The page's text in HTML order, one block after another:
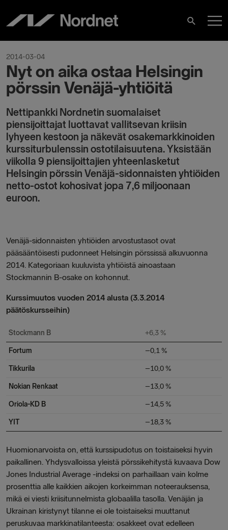
innehåll
Sök
2014-03-04
Nyt on aika ostaa Helsingin
pörssin Venäjä-yhtiöitä
Nettipankki Nordnetin suomalaiset
piensijoittajat luottavat vallitsevan kriisin
lyhyeen kestoon ja näkevät osakemarkkinoiden
kurssiturbulenssin ostotilaisuutena. Yksistään
viikolla 9 piensijoittajien yhteenlasketut
Helsingin pörssin Venäjä-sidonnaisten yhtiöiden
netto-ostot kohosivat jopa 7,6 miljoonaan
euroon.
Venäjä-sidonnaisten yhtiöiden arvostustasot ovat
pääsääntöisesti pudonneet Helsingin pörssissä alkuvuonna
2014. Kategoriaan kuuluvista yhtiöistä ainoastaan
Stockmannin B-osake on kohonnut.
Kurssimuutos vuoden 2014 alusta (3.3.2014
päätöskursseihin)
Stockmann B +6,3 %
Fortum –0,1 %
Tikkurila –10,0 %
Nokian Renkaat –13,0 %
Oriola-KD B –14,5 %
YIT –18,3 %
Huomionarvoista on, että kurssipudotus on toistaiseksi hyvin
paikallinen. Yhdysvalloissa yleistä pörssikehitystä kuvaava Dow
Jones Industrial Average -indeksi on parhaillaan vain kolme
prosenttia alle kaikkien aikojen korkeimman noteerauksensa,
mikä ei viesti kriisitunnelmista globaalilla tasolla. Venäjän ja
Ukrainan kiristynyt tilanne ei ole toistaiseksi muuttanut
peruskuvaa markkinatilanteesta: osakkeet ovat edelleen